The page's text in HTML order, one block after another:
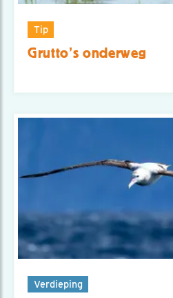
Tip
Grutto’s onderweg
Verdieping